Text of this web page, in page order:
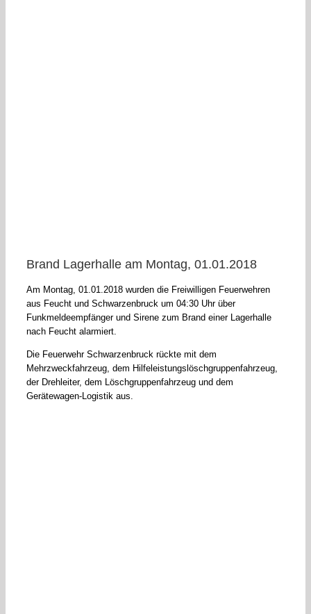
Brand Lagerhalle am Montag, 01.01.2018
Am Montag, 01.01.2018 wurden die Freiwilligen Feuerwehren
aus Feucht und Schwarzenbruck um 04:30 Uhr über
Funkmeldeempfänger und Sirene zum Brand einer Lagerhalle
nach Feucht alarmiert.
Die Feuerwehr Schwarzenbruck rückte mit dem
Mehrzweckfahrzeug, dem Hilfeleistungslöschgruppenfahrzeug,
der Drehleiter, dem Löschgruppenfahrzeug und dem
Gerätewagen-Logistik aus.